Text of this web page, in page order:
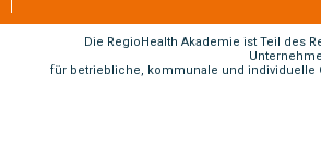
Die RegioHealth Akademie ist Teil des
für betriebliche, kommunale und individuelle